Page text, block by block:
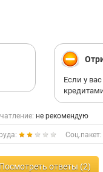
Если у
не рекомендую
Соц.пакет:
Посмотреть ответы (2)